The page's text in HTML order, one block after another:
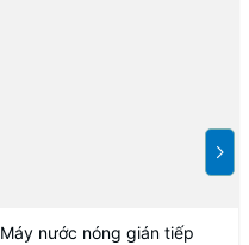
Máy nước nóng gián tiếp